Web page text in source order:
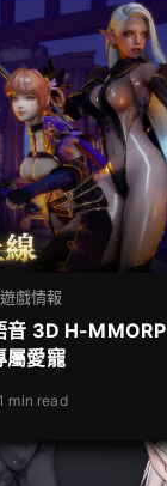
遊戲情報
音 3D H-
屬愛寵
min read